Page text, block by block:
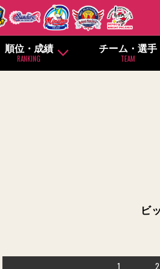
順位・成績
RANKING
チーム・選手
TEAM
ビ
1 2